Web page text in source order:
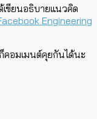
เขียนอธิบายแนวคิด
Engineering
คอมเมนต์คุยกันได้นะ